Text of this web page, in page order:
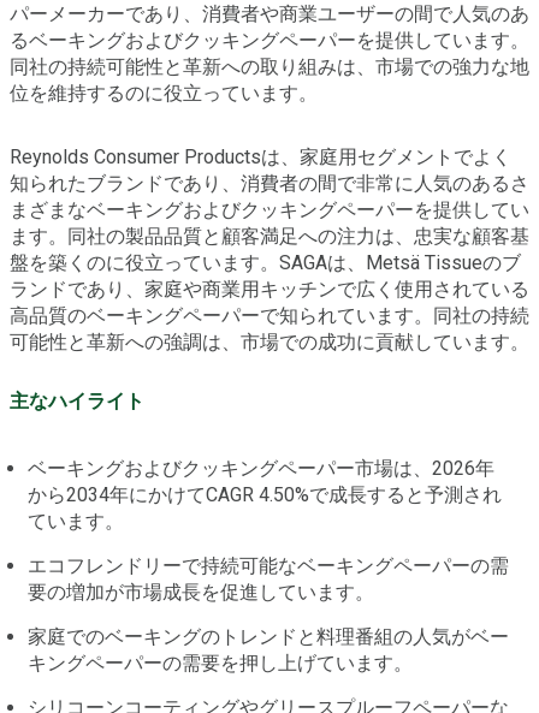
パーメーカーであり、消費者や商業ユーザーの間で人気のあ
るベーキングおよびクッキングペーパーを提供しています。
同社の持続可能性と革新への取り組みは、市場での強力な地
位を維持するのに役立っています。
Reynolds Consumer Productsは、家庭用セグメントでよく
知られたブランドであり、消費者の間で非常に人気のあるさ
まざまなベーキングおよびクッキングペーパーを提供してい
ます。同社の製品品質と顧客満足への注力は、忠実な顧客基
盤を築くのに役立っています。SAGAは、Metsä Tissueのブ
ランドであり、家庭や商業用キッチンで広く使用されている
高品質のベーキングペーパーで知られています。同社の持続
可能性と革新への強調は、市場での成功に貢献しています。
主なハイライト
ベーキングおよびクッキングペーパー市場は、2026年
から2034年にかけてCAGR 4.50%で成長すると予測され
ています。
エコフレンドリーで持続可能なベーキングペーパーの需
要の増加が市場成長を促進しています。
家庭でのベーキングのトレンドと料理番組の人気がベー
キングペーパーの需要を押し上げています。
シリコーンコーティングやグリースプルーフペーパーな